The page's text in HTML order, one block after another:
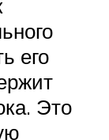
его
Это